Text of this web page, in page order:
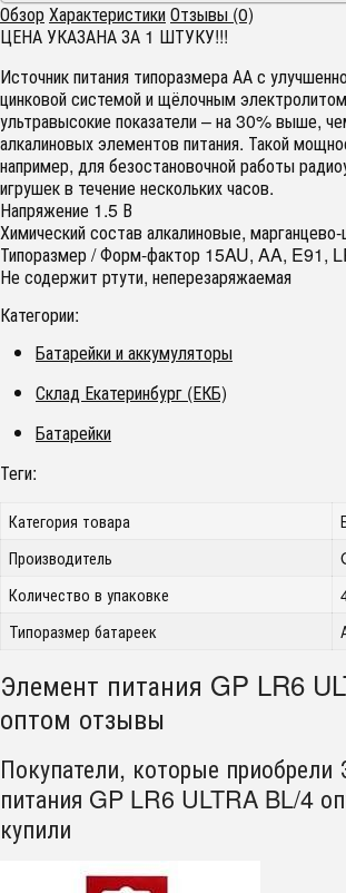
ОбзорХарактеристикиОтзывы (0)
ЦЕНА УКАЗАНА ЗА 1 ШТУКУ!!!
Источник питания типоразмера АА с
цинковой системой и щёлочным
ультравысокие показатели – на 30% выше,
алкалиновых элементов питания. Такой
например, для безостановочной работы
игрушек в течение нескольких часов.
Напряжение 1.5 В
Химический состав алкалиновые,
Типоразмер / Форм-фактор 15AU, AA, E91,
Не содержит ртути, неперезаряжаемая
Категории:
Батарейки и аккумуляторы
Склад Екатеринбург (ЕКБ)
Батарейки
Теги:
Категория товара
Производитель
Количество в упаковке
Типоразмер батареек
Элемент питания GP LR6
оптом отзывы
Покупатели, которые приобрели
питания GP LR6 ULTRA BL/4
купили